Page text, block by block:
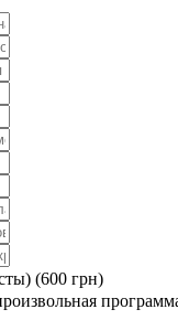
(600 грн)